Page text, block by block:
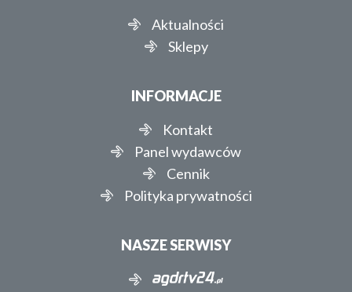
Aktualności
Sklepy
INFORMACJE
Kontakt
Panel wydawców
Cennik
Polityka prywatności
NASZE SERWISY